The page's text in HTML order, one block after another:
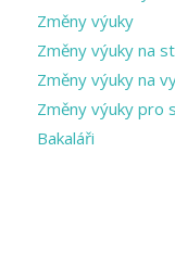
Změny výuky
Změny výuky na
Změny výuky na
Změny výuky pro
Bakaláři